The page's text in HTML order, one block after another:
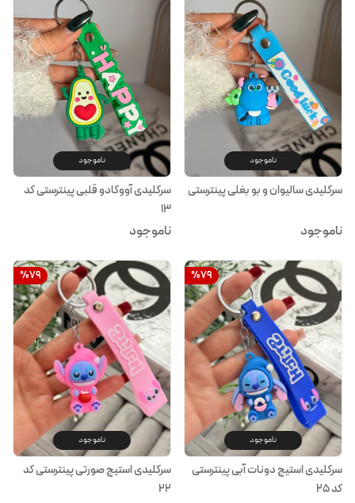
ناموجود
سرکلیدی سالیوان و بو بغلی پینترستی
ناموجود
ناموجود
سرکلیدی آووکادو قلبی پینترستی کد
۱۳
ناموجود
%79
ناموجود
سرکلیدی استیج دونات آبی پینترستی
کد ۲۵
%79
ناموجود
سرکلیدی استیج صورتی پینترستی کد
۲۲